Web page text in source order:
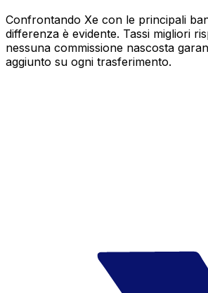
Confrontando Xe con le principali
differenza è evidente. Tassi migliori
nessuna commissione nascosta
aggiunto su ogni trasferimento.